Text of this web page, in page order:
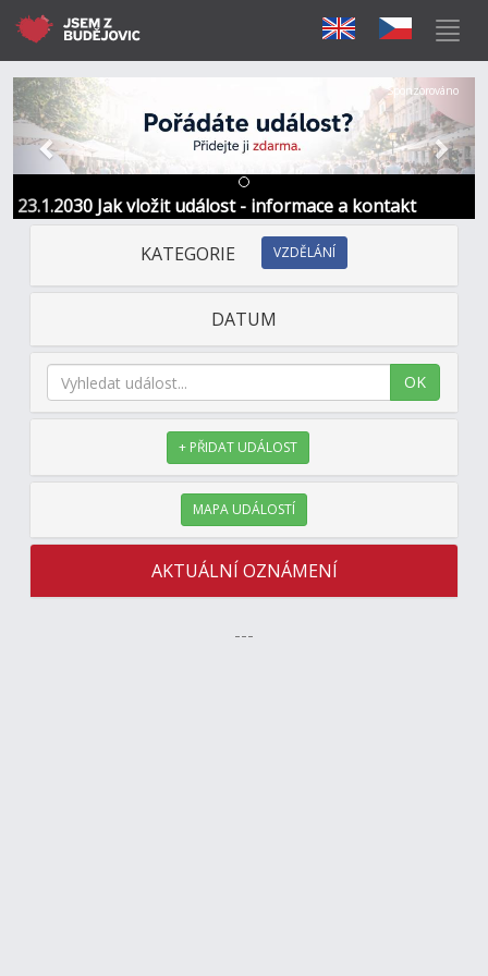
23.1.2030 Jak vložit událost - informace a kontakt
Předchozí Další
Sponzorováno
KATEGORIE VZDĚLÁNÍ
DATUM
OK
+ PŘIDAT UDÁLOST
MAPA UDÁLOSTÍ
AKTUÁLNÍ OZNÁMENÍ
---